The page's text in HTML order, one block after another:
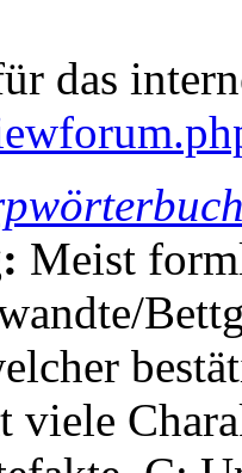
das
Meist
viele